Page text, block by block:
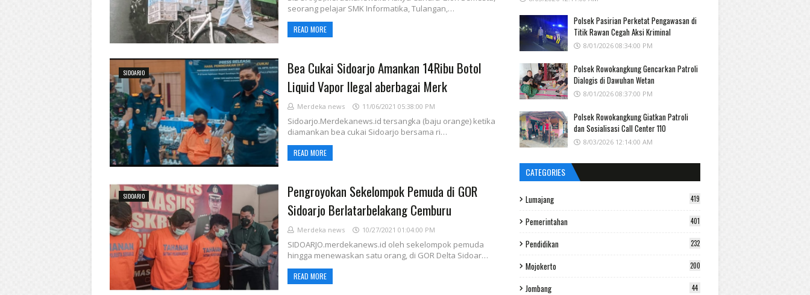
seorang pelajar SMK Informatika, Tulangan,…
READ MORE
SIDOARJO
Bea Cukai Sidoarjo Amankan 14Ribu Botol
Liquid Vapor Ilegal aberbagai Merk
Merdeka news 11/06/2021 05:38:00 PM
Sidoarjo.Merdekanews.id tersangka (baju orange) ketika
diamankan bea cukai Sidoarjo bersama ri…
READ MORE
SIDOARJO
Pengroyokan Sekelompok Pemuda di GOR
Sidoarjo Berlatarbelakang Cemburu
Merdeka news 10/27/2021 01:04:00 PM
SIDOARJO.merdekanews.id oleh sekelompok pemuda
hingga menewaskan satu orang, di GOR Delta Sidoar…
READ MORE
Polsek Pasirian Perketat Pengawasan di
Titik Rawan Cegah Aksi Kriminal
8/01/2026 08:34:00 PM
Polsek Rowokangkung Gencarkan Patroli
Dialogis di Dawuhan Wetan
8/01/2026 08:37:00 PM
Polsek Rowokangkung Giatkan Patroli
dan Sosialisasi Call Center 110
8/03/2026 12:14:00 AM
CATEGORIES
Lumajang 419
Pemerintahan 401
Pendidikan 232
Mojokerto 200
Jombang 44